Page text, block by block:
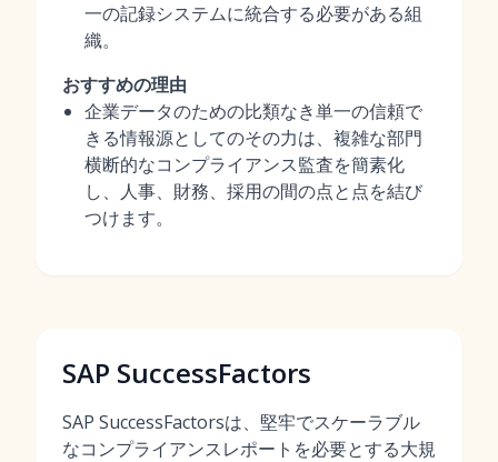
一の記録システムに統合する必要がある組
織。
おすすめの理由
企業データのための比類なき単一の信頼で
きる情報源としてのその力は、複雑な部門
横断的なコンプライアンス監査を簡素化
し、人事、財務、採用の間の点と点を結び
つけます。
SAP SuccessFactors
SAP SuccessFactorsは、堅牢でスケーラブル
なコンプライアンスレポートを必要とする大規